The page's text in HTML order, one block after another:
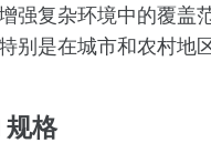
强复杂环境中的覆盖
别是在城市和农村地
规格